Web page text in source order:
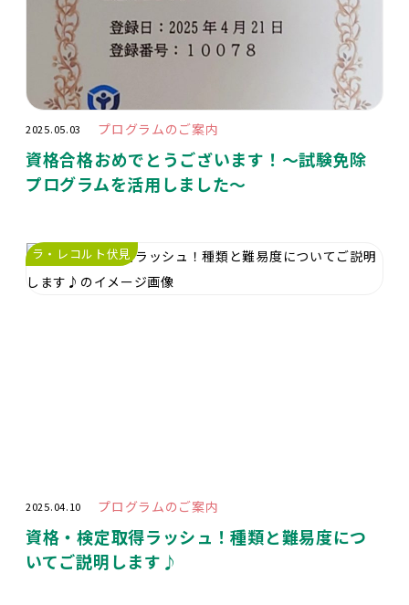
2025.05.03 プログラムのご案内
資格合格おめでとうございます！～試験免除
プログラムを活用しました～
ラ・レコルト伏見
2025.04.10 プログラムのご案内
資格・検定取得ラッシュ！種類と難易度につ
いてご説明します♪